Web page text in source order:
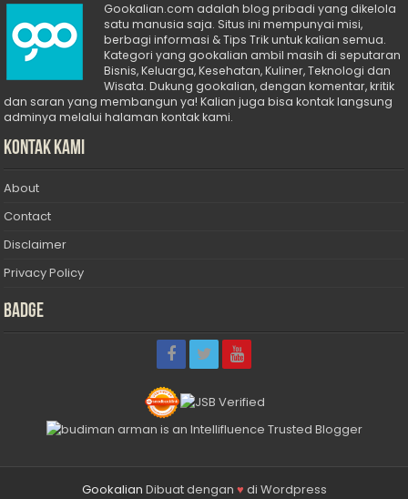
Gookalian.com adalah blog pribadi yang dikelola
satu manusia saja. Situs ini mempunyai misi,
berbagi informasi & Tips Trik untuk kalian semua.
Kategori yang gookalian ambil masih di seputaran
Bisnis, Keluarga, Kesehatan, Kuliner, Teknologi dan
Wisata. Dukung gookalian, dengan komentar, kritik
dan saran yang membangun ya! Kalian juga bisa kontak langsung
adminya melalui halaman kontak kami.
Kontak Kami
About
Contact
Disclaimer
Privacy Policy
Badge
Gookalian Dibuat dengan ♥ di Wordpress